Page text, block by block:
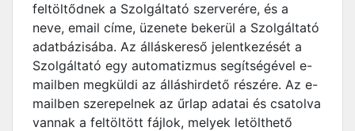
feltöltődnek a Szolgáltató szerverére, és a
neve, email címe, üzenete bekerül a Szolgáltató
adatbázisába. Az álláskereső jelentkezését a
Szolgáltató egy automatizmus segítségével e-
mailben megküldi az álláshirdető részére. Az e-
mailben szerepelnek az űrlap adatai és csatolva
vannak a feltöltött fájlok, melyek letölthető